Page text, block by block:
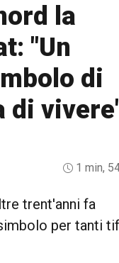
la
"Un
di
di
1 min,
trent'anni fa
per tanti